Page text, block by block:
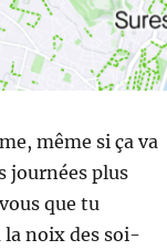
même si ça va
journées plus
que tu
la noix des soi-